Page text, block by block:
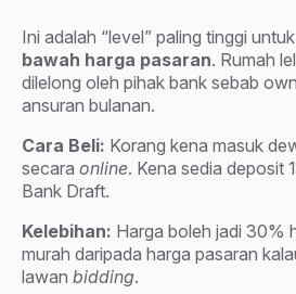
Ini adalah “level” paling tinggi
bawah harga pasaran. Rumah
dilelong oleh pihak bank sebab
ansuran bulanan.
Cara Beli: Korang kena masuk
secara online. Kena sedia deposit
Bank Draft.
Kelebihan: Harga boleh jadi 30%
murah daripada harga pasaran
lawan bidding.